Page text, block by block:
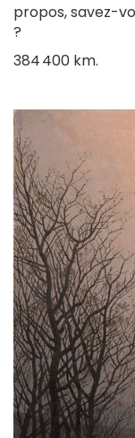
propos, savez-
?
384 400 km.